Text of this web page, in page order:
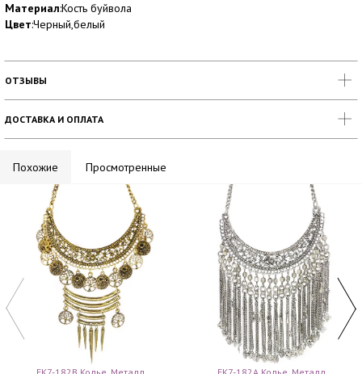
Материал:Кость буйвола
Цвет:Черный,белый
ОТЗЫВЫ
ДОСТАВКА И ОПЛАТА
Похожие Просмотренные